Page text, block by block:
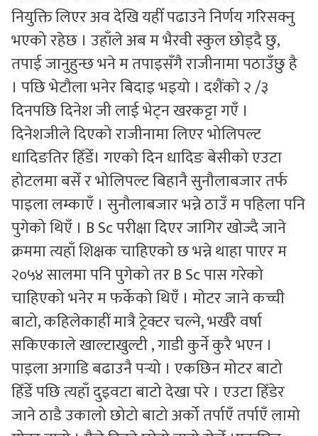
नियुक्ति लिएर अव देखि यहीँ पढाउने निर्णय गरिसक्नु
भएको रहेछ । उहाँले अब म भैरवी स्कुल छोड्दै छु,
तपाई जानुहुन्छ भने म तपाइसँगै राजीनामा पठाउँछु है
। पछि भेटौला भनेर बिदाइ भइयो । दशैंको २ /३
दिनपछि दिनेश जी लाई भेट्न खरकट्टा गएँ ।
दिनेशजीले दिएको राजीनामा लिएर भोलिपल्ट
धादिङतिर हिँडेँ। गएको दिन धादिङ बेसीको एउटा
होटलमा बसेँ र भोलिपल्ट बिहानै सुनौलाबजार तर्फ
पाइला लम्काएँ । सुनौलाबजार भन्ने ठाउँ म पहिला पनि
पुगेको थिएँ । B Sc परीक्षा दिएर जागिर खोज्दै जाने
क्रममा त्यहाँ शिक्षक चाहिएको छ भन्ने थाहा पाएर म
२०५४ सालमा पनि पुगेको तर B Sc पास गरेको
चाहिएको भनेर म फर्केको थिएँ । मोटर जाने कच्ची
बाटो, कहिलेकाहीं मात्रै ट्रेक्टर चल्ने, भर्खरै वर्षा
सकिएकाले खाल्टाखुल्टी , गाडी कुर्ने कुरै भएन ।
पाइला अगाडि बढाउनै पर्‍यो । एकछिन मोटर बाटो
हिँडेँ पछि त्यहाँ दुइवटा बाटो देखा परे । एउटा हिँडेर
जाने ठाडै उकालो छोटो बाटो अर्को तर्पाएँ तर्पाएँ लामो